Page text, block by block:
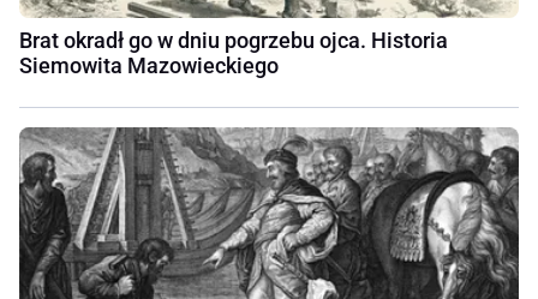
Brat okradł go w dniu pogrzebu ojca. Historia
Siemowita Mazowieckiego